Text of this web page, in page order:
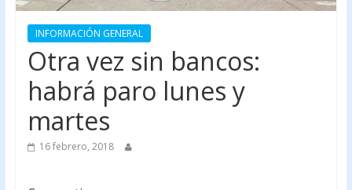
INFORMACIÓN GENERAL
Otra vez sin bancos:
habrá paro lunes y
martes
16 febrero, 2018